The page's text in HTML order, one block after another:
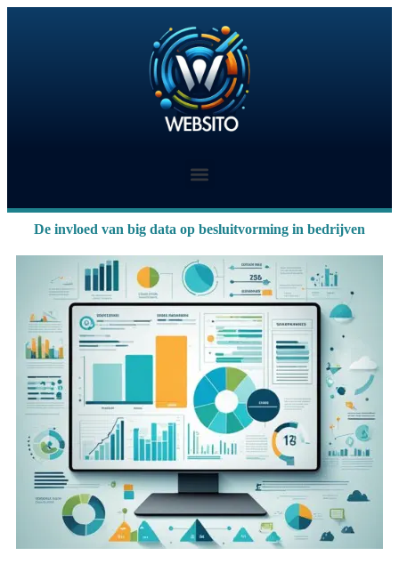
De invloed van big data op besluitvorming in bedrijven